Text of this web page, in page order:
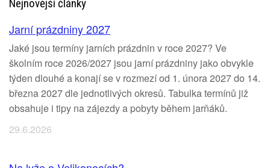
Nejnovější články
Jarní prázdniny 2027
Jaké jsou termíny jarních prázdnin v roce 2027? Ve
školním roce 2026/2027 jsou jarní prázdniny jako obvykle
týden dlouhé a konají se v rozmezí od 1. února 2027 do 14.
března 2027 dle jednotlivých okresů. Tabulka termínů již
obsahuje i tipy na zájezdy a pobyty během jarňáků.
29.6.2026